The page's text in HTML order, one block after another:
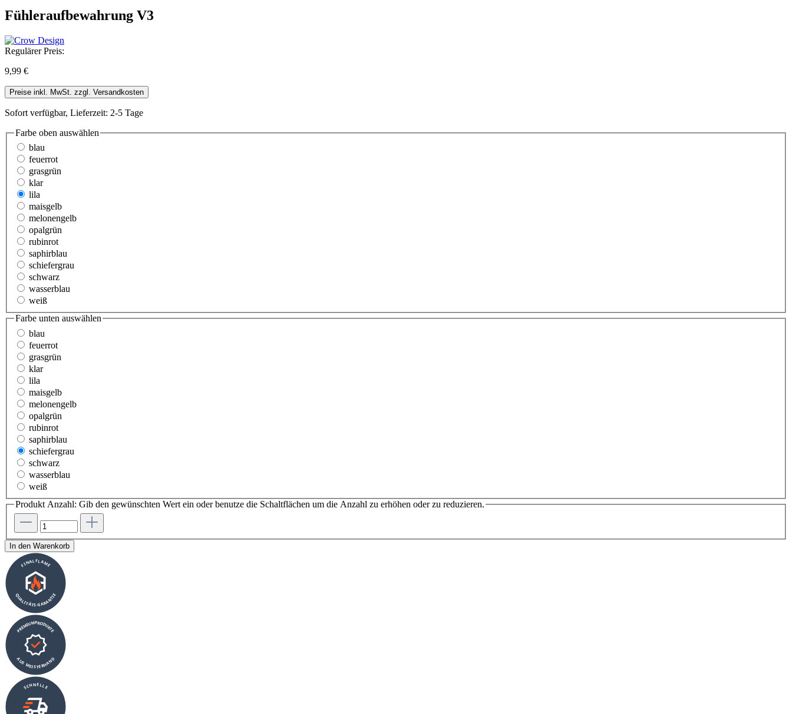
Fühleraufbewahrung V3
Regulärer Preis:
9,99 €
Preise inkl. MwSt. zzgl. Versandkosten
Sofort verfügbar, Lieferzeit: 2-5 Tage
Farbe oben auswählen
blau
feuerrot
grasgrün
klar
lila
maisgelb
melonengelb
opalgrün
rubinrot
saphirblau
schiefergrau
schwarz
wasserblau
weiß
Farbe unten auswählen
blau
feuerrot
grasgrün
klar
lila
maisgelb
melonengelb
opalgrün
rubinrot
saphirblau
schiefergrau
schwarz
wasserblau
weiß
Produkt Anzahl: Gib den gewünschten Wert ein oder benutze die Schaltflächen um die Anzahl zu erhöhen oder zu reduzieren.
In den Warenkorb
FINALFLAME
QUALITÄTS-GARANTIE
PREMIUMPRODUKTE
AUS MEISTERHAND
SCHNELLE